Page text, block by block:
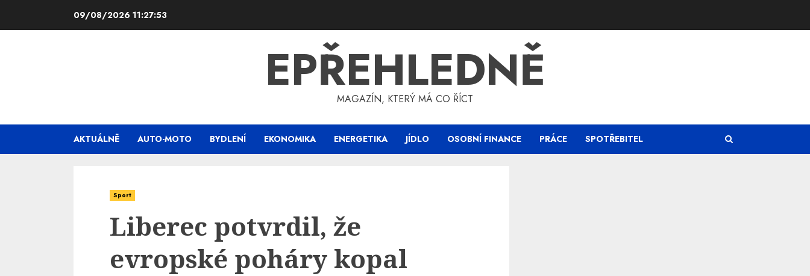
09/08/2026 11:27:54
EPŘEHLEDNĚ
MAGAZÍN, KTERÝ MÁ CO ŘÍCT
AKTUÁLNĚ AUTO-MOTO BYDLENÍ EKONOMIKA ENERGETIKA JÍDLO OSOBNÍ FINANCE PRÁCE SPOTŘEBITEL
Sport
Liberec potvrdil, že
evropské poháry kopal